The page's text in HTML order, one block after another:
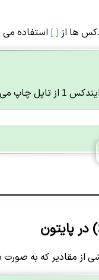
ها از [ ] استفاده
چاپ می شود.
از مقادیر که به